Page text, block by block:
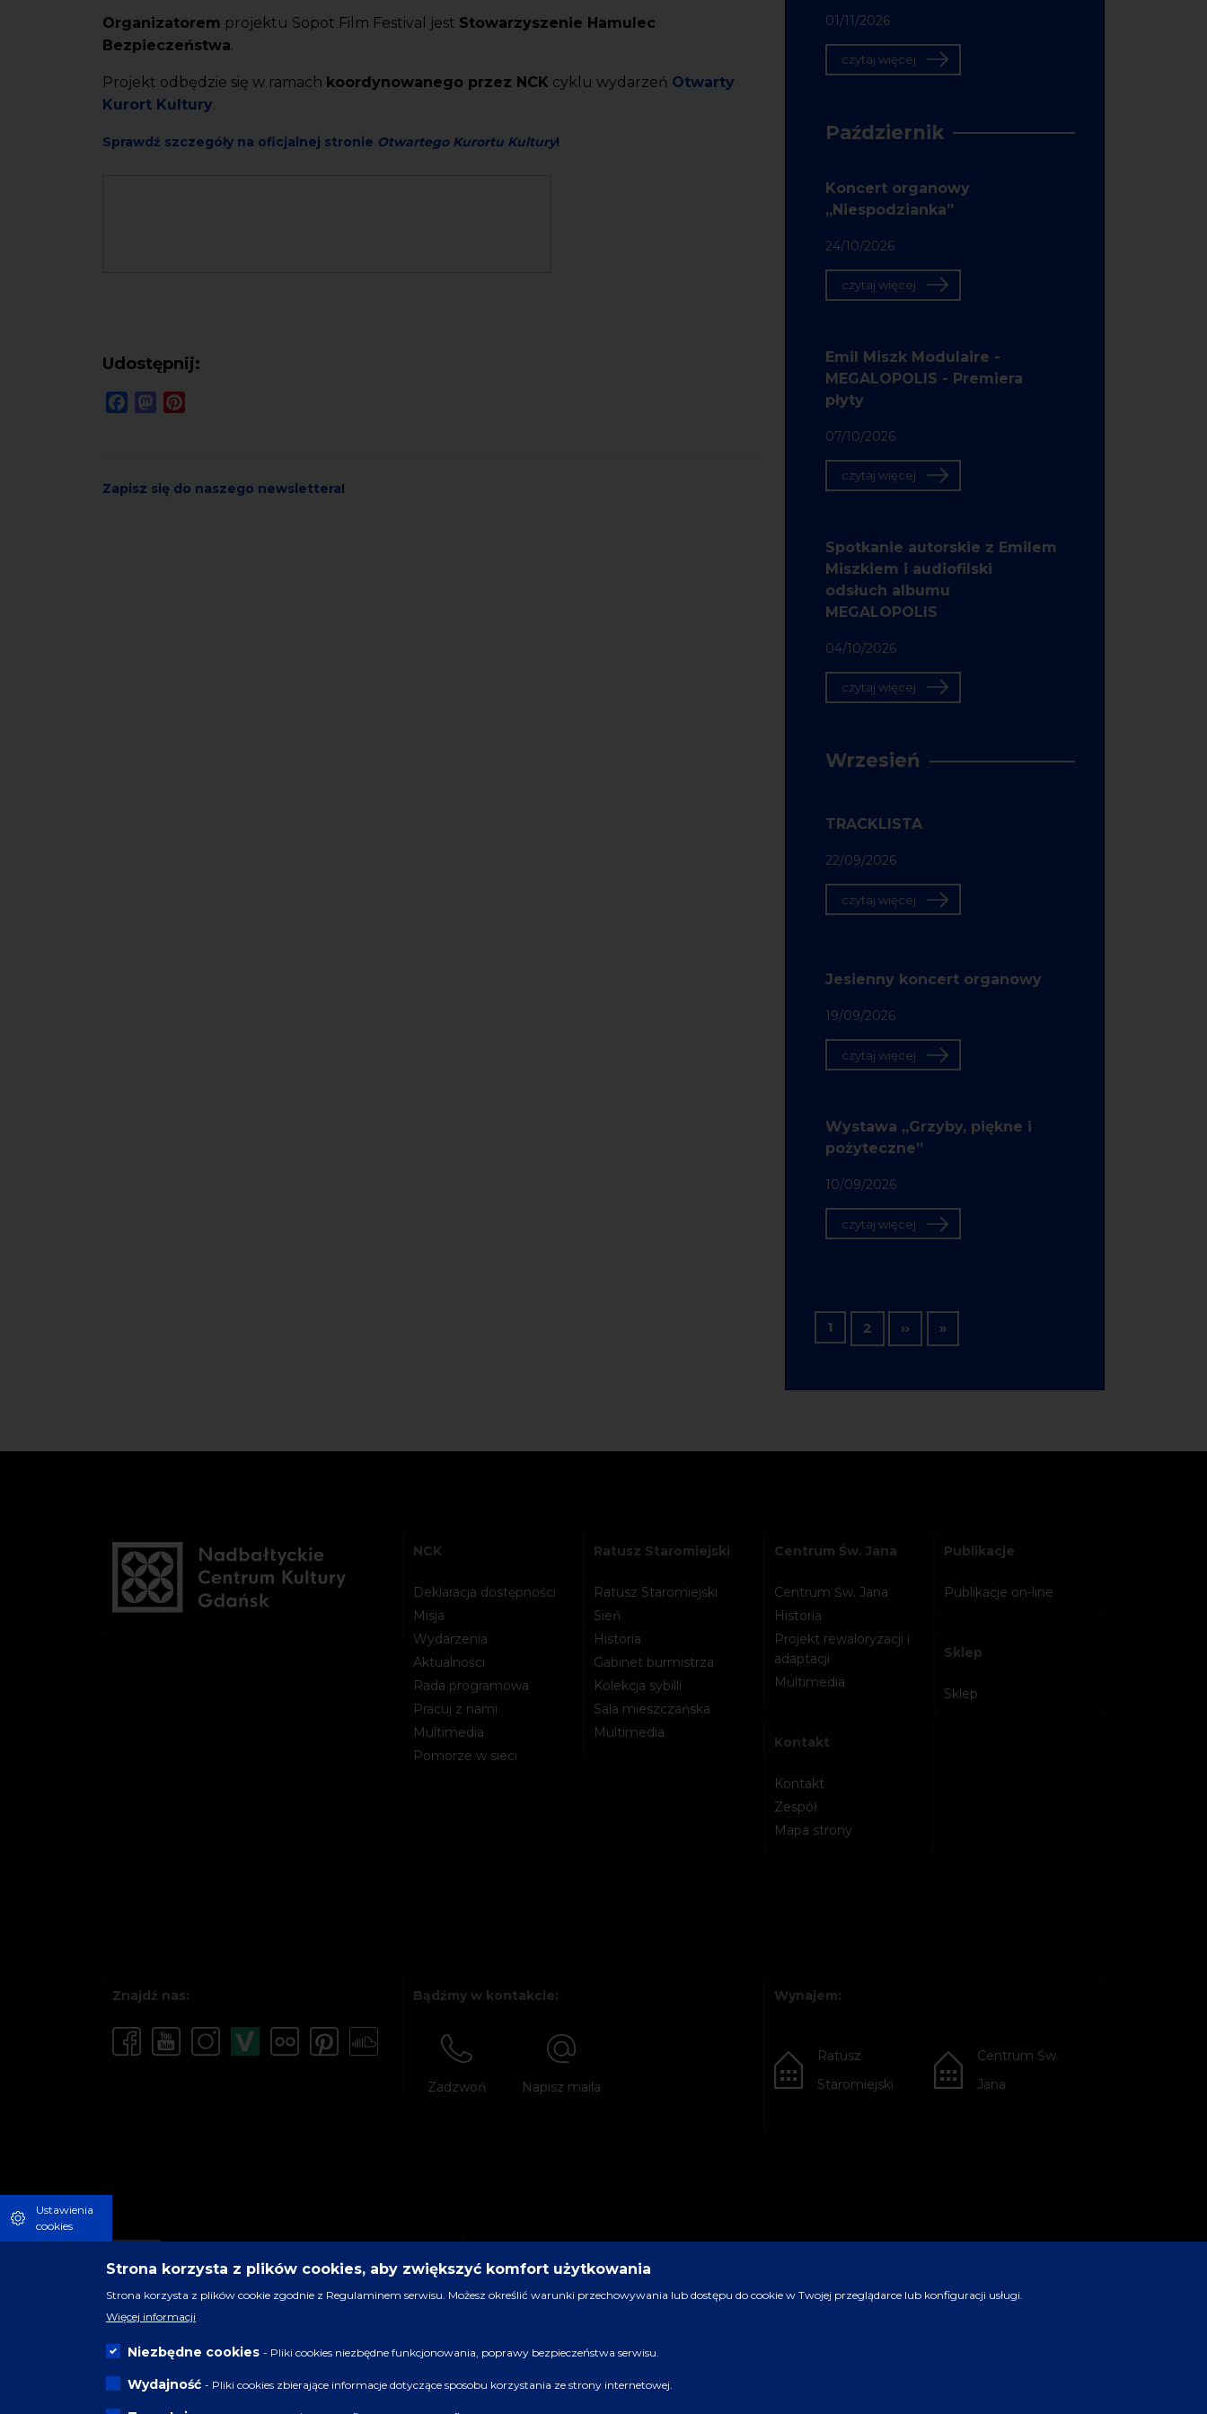
Organizatorem projektu Sopot Film Festival jest Stowarzyszenie Hamulec
Bezpieczeństwa.
Projekt odbędzie się w ramach koordynowanego przez NCK cyklu wydarzeń Otwarty
Kurort Kultury.
Sprawdź szczegóły na oficjalnej stronie Otwartego Kurortu Kultury!
Udostępnij:
FacebookMastodon
Zapisz się do naszego newslettera!
01/11/2026
czytaj więcej
Październik
Koncert organowy
„Niespodzianka”
24/10/2026
czytaj więcej
Emil Miszk Modulaire -
MEGALOPOLIS - Premiera
płyty
07/10/2026
czytaj więcej
Spotkanie autorskie z Emilem
Miszkiem i audiofilski
odsłuch albumu
MEGALOPOLIS
04/10/2026
czytaj więcej
Wrzesień
TRACKLISTA
22/09/2026
czytaj więcej
Jesienny koncert organowy
19/09/2026
czytaj więcej
Wystawa „Grzyby, piękne i
pożyteczne”
10/09/2026
czytaj więcej
Stronicowanie
1 2 ›› Następna strona
»Ostatnia strona
NCK
Deklaracja dostępności
Misja
Wydarzenia
Aktualności
Rada programowa
Pracuj z nami
Multimedia
Pomorze w sieci
Ratusz Staromiejski
Ratusz Staromiejski
Sień
Historia
Gabinet burmistrza
Kolekcja sybilli
Sala mieszczańska
Multimedia
Centrum Św. Jana
Centrum Św. Jana
Historia
Projekt rewaloryzacji i
adaptacji
Multimedia
Kontakt
Kontakt
Zespół
Mapa strony
Publikacje
Publikacje on-line
Sklep
Sklep
Znajdź nas: Bądźmy w kontakcie:
Zadzwoń Napisz maila
Wynajem:
Ratusz
Staromiejski
Centrum Św.
Jana
Ustawienia
cookies
Strona korzysta z plików cookies, aby zwiększyć komfort użytkowania
Strona korzysta z plików cookie zgodnie z Regulaminem serwisu. Możesz określić warunki przechowywania lub dostępu do cookie w Twojej przeglądarce lub konfiguracji usługi.
Więcej informacji
Niezbędne cookies - Pliki cookies niezbędne funkcjonowania, poprawy bezpieczeństwa serwisu.
Wydajność - Pliki cookies zbierające informacje dotyczące sposobu korzystania ze strony internetowej.